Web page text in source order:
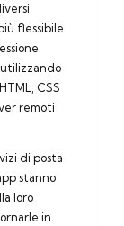
flessibile
CSS
remoti
di posta
stanno
loro
in